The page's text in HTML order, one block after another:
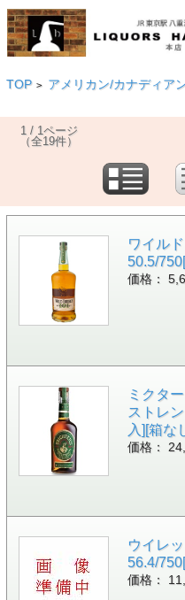
TOP > アメリカン/カナディア
1 / 1ページ
（全19件）
ワイル
50.5/
価格：
ミクタ
ストレ
入][箱な
価格：
ウイレ
56.4/
価格：